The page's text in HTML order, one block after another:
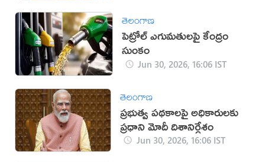
తెలంగాణ
పెట్రోల్ ఎగుమతులపై కేంద్రం
సుంకం
Jun 30, 2026, 16:06 IST
తెలంగాణ
ప్రభుత్వ పథకాలపై అధికారులకు
ప్రధాని మోదీ దిశానిర్దేశం
Jun 30, 2026, 16:06 IST